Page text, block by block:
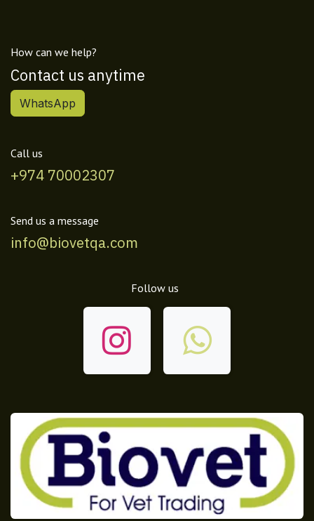
How can we help?
Contact us anytime
WhatsApp
Call us
+974 70002307
Send us a message
info@biovetqa.com
Follow us